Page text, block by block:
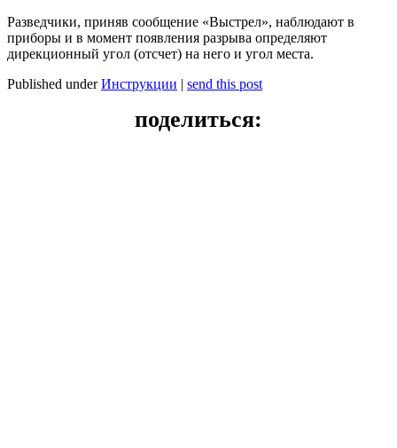
Разведчики, приняв сообщение «Выстрел», наблюдают в
приборы и в момент появления разрыва определяют
дирекционный угол (отсчет) на него и угол места.
Published underИнструкции | send this post
поделиться: